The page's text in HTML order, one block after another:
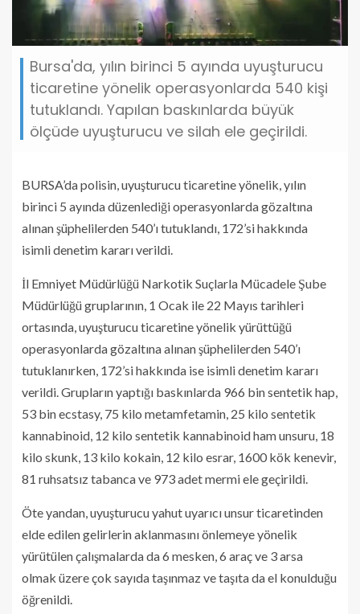
Bursa'da, yılın birinci 5 ayında uyuşturucu
ticaretine yönelik operasyonlarda 540 kişi
tutuklandı. Yapılan baskınlarda büyük
ölçüde uyuşturucu ve silah ele geçirildi.
BURSA’da polisin, uyuşturucu ticaretine yönelik, yılın
birinci 5 ayında düzenlediği operasyonlarda gözaltına
alınan şüphelilerden 540’ı tutuklandı, 172’si hakkında
isimli denetim kararı verildi.
İl Emniyet Müdürlüğü Narkotik Suçlarla Mücadele Şube
Müdürlüğü gruplarının, 1 Ocak ile 22 Mayıs tarihleri
ortasında, uyuşturucu ticaretine yönelik yürüttüğü
operasyonlarda gözaltına alınan şüphelilerden 540’ı
tutuklanırken, 172’si hakkında ise isimli denetim kararı
verildi. Grupların yaptığı baskınlarda 966 bin sentetik hap,
53 bin ecstasy, 75 kilo metamfetamin, 25 kilo sentetik
kannabinoid, 12 kilo sentetik kannabinoid ham unsuru, 18
kilo skunk, 13 kilo kokain, 12 kilo esrar, 1600 kök kenevir,
81 ruhsatsız tabanca ve 973 adet mermi ele geçirildi.
Öte yandan, uyuşturucu yahut uyarıcı unsur ticaretinden
elde edilen gelirlerin aklanmasını önlemeye yönelik
yürütülen çalışmalarda da 6 mesken, 6 araç ve 3 arsa
olmak üzere çok sayıda taşınmaz ve taşıta da el konulduğu
öğrenildi.